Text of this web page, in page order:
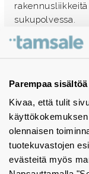
Parempaa
Kivaa, että tulit
olennaisen
tuotekuvastojen
evästeitä myös
sukupolvessa.
Ota yhteyttä -
Tuotekuvastot
Instagram
BIM-objektit
Yhteystiedot